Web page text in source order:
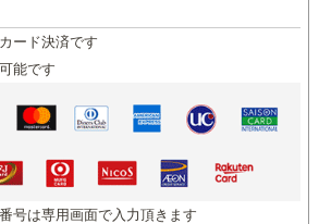
ード決済です
能です
号は専用画面で入力頂きます